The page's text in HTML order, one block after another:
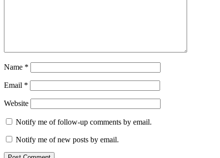
Name *
Email *
Website
Notify me of follow-up comments by email.
Notify me of new posts by email.